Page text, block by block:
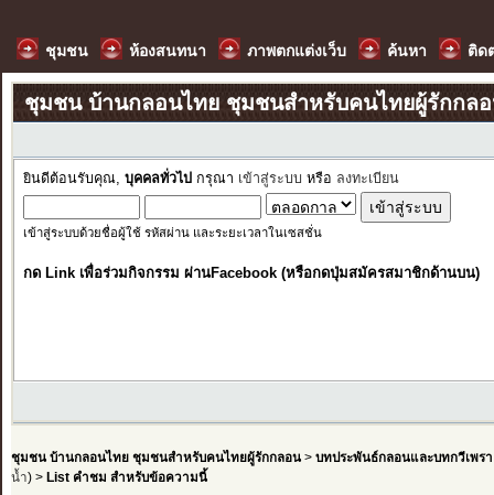
ชุมชน ห้องสนทนา ภาพตกแต่งเว็บ ค้นหา ติด
ชุมชน บ้านกลอนไทย ชุมชนสำหรับคนไทยผู้รักกล
ยินดีต้อนรับคุณ, บุคคลทั่วไป กรุณา เข้าสู่ระบบ หรือ ลงทะเบียน
เข้าสู่ระบบด้วยชื่อผู้ใช้ รหัสผ่าน และระยะเวลาในเซสชั่น
กด Link เพื่อร่วมกิจกรรม ผ่านFacebook (หรือกดปุ่มสมัครสมาชิกด้านบน)
ชุมชน บ้านกลอนไทย ชุมชนสำหรับคนไทยผู้รักกลอน> บทประพันธ์กลอนและบทกวีเพรา
น้ำ) > List คำชม สำหรับข้อความนี้